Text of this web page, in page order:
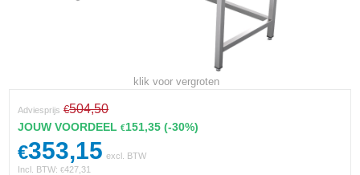
klik voor vergroten
Adviesprijs €504,50
JOUW VOORDEEL€151,35 (-30%)
€353,15 excl. BTW
Incl. BTW:€427,31